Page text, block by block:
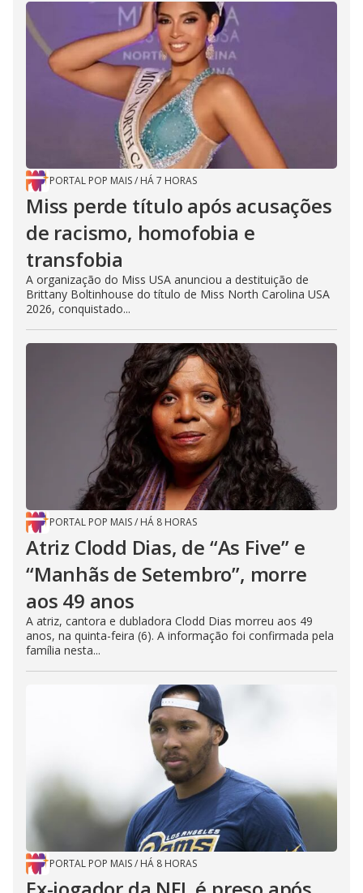
PORTAL POP MAIS/ HÁ 7 HORAS
Miss perde título após acusações
de racismo, homofobia e
transfobia
A organização do Miss USA anunciou a destituição de
Brittany Boltinhouse do título de Miss North Carolina USA
2026, conquistado...
PORTAL POP MAIS/ HÁ 8 HORAS
Atriz Clodd Dias, de “As Five” e
“Manhãs de Setembro”, morre
aos 49 anos
A atriz, cantora e dubladora Clodd Dias morreu aos 49
anos, na quinta-feira (6). A informação foi confirmada pela
família nesta...
PORTAL POP MAIS/ HÁ 8 HORAS